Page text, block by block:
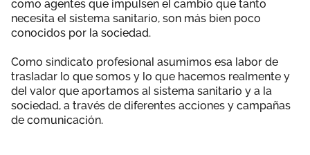
Documentos
Publicaciones
como agentes que impulsen el cambio que tanto
necesita el sistema sanitario, son más bien poco
conocidos por la sociedad.
Como sindicato profesional asumimos esa labor de
trasladar lo que somos y lo que hacemos realmente y
del valor que aportamos al sistema sanitario y a la
sociedad, a través de diferentes acciones y campañas
de comunicación.